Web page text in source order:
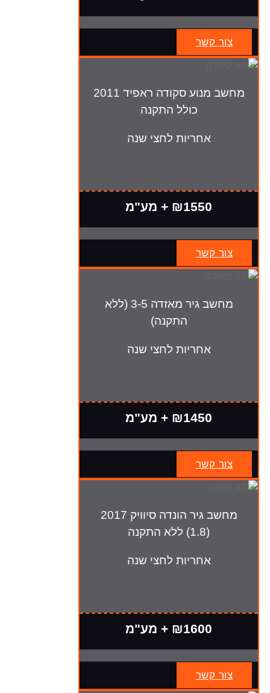
צור קשר
מחשב מנוע סקודה ראפיד 2011
כולל התקנה
אחריות לחצי שנה
₪1550 + מע"מ
צור קשר
מחשב גיר מאזדה 3-5 (ללא
התקנה)
אחריות לחצי שנה
₪1450 + מע"מ
צור קשר
מחשב גיר הונדה סיוויק 2017
(1.8) ללא התקנה
אחריות לחצי שנה
₪1600 + מע"מ
צור קשר